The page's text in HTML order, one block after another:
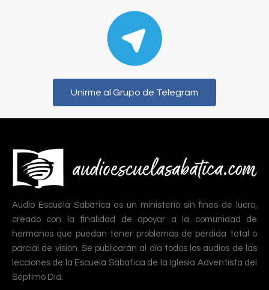
Unirme al Grupo de Telegram
Audio Escuela Sabática es un ministerio sin fines de lucro,
creado con la finalidad de apoyar a la comunidad de
hermanos que puedan tener problemas de pérdida total o
parcial de visión. Se publicarán al día todos los audios de las
lecciones de la Escuela Sábatica de la Iglesia Adventista del
Séptimo Día.